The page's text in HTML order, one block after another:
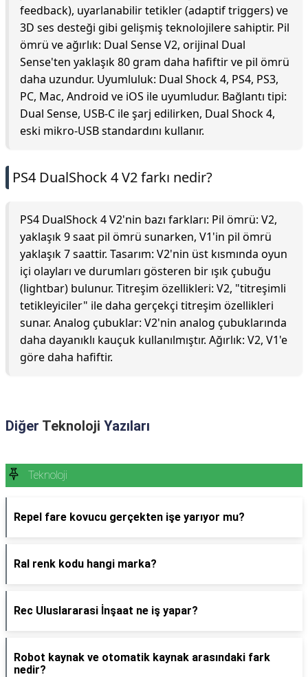
feedback), uyarlanabilir tetikler (adaptif triggers) ve
3D ses desteği gibi gelişmiş teknolojilere sahiptir. Pil
ömrü ve ağırlık: Dual Sense V2, orijinal Dual
Sense'ten yaklaşık 80 gram daha hafiftir ve pil ömrü
daha uzundur. Uyumluluk: Dual Shock 4, PS4, PS3,
PC, Mac, Android ve iOS ile uyumludur. Bağlantı tipi:
Dual Sense, USB-C ile şarj edilirken, Dual Shock 4,
eski mikro-USB standardını kullanır.
PS4 DualShock 4 V2 farkı nedir?
PS4 DualShock 4 V2'nin bazı farkları: Pil ömrü: V2,
yaklaşık 9 saat pil ömrü sunarken, V1'in pil ömrü
yaklaşık 7 saattir. Tasarım: V2'nin üst kısmında oyun
içi olayları ve durumları gösteren bir ışık çubuğu
(lightbar) bulunur. Titreşim özellikleri: V2, "titreşimli
tetikleyiciler" ile daha gerçekçi titreşim özellikleri
sunar. Analog çubuklar: V2'nin analog çubuklarında
daha dayanıklı kauçuk kullanılmıştır. Ağırlık: V2, V1'e
göre daha hafiftir.
Diğer Teknoloji Yazıları
Teknoloji
Repel fare kovucu gerçekten işe yarıyor mu?
Ral renk kodu hangi marka?
Rec Uluslararasi İnşaat ne iş yapar?
Robot kaynak ve otomatik kaynak arasındaki fark
nedir?